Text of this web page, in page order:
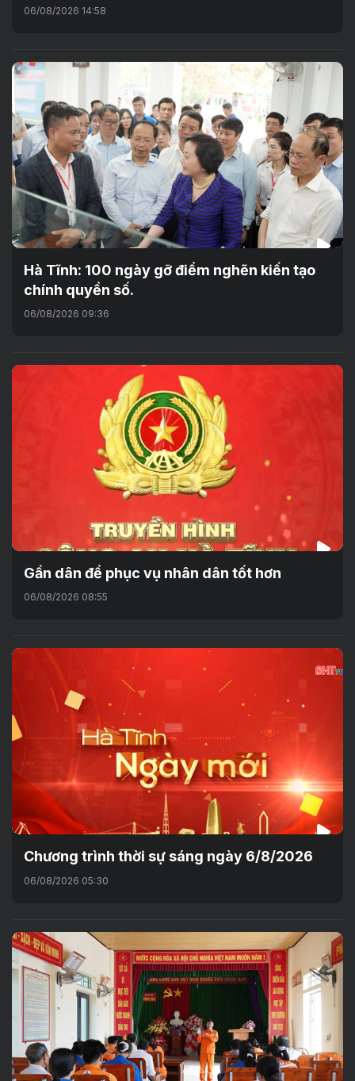
06/08/2026 14:58
Hà Tĩnh: 100 ngày gỡ điểm nghẽn kiến tạo
chính quyền số.
06/08/2026 09:36
Gần dân để phục vụ nhân dân tốt hơn
06/08/2026 08:55
Chương trình thời sự sáng ngày 6/8/2026
06/08/2026 05:30